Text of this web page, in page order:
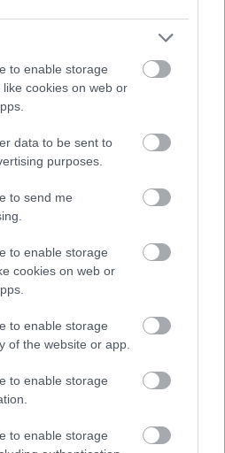
to enable storage
cookies on web or
data to be sent to
purposes.
to send me
to enable storage
cookies on web or
to enable storage
of the website or app.
to enable storage
to enable storage
nekilendült volna a
Pataki Klaudia
egyszer szeretném
tettek, amely
volt. Erre én most
” – mondta a
ugyanakkor, hogy az
hozzájárulás
korábbiakban kész
a volt Orbán-kormány
2021-ben és 2023-ban
az eredménye, hogy